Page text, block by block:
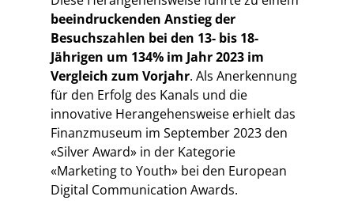
beeindruckenden Anstieg der
Besuchszahlen bei den 13- bis 18-
Jährigen um 134% im Jahr 2023 im
Vergleich zum Vorjahr. Als Anerkennung
für den Erfolg des Kanals und die
innovative Herangehensweise erhielt das
Finanzmuseum im September 2023 den
«Silver Award» in der Kategorie
«Marketing to Youth» bei den European
Digital Communication Awards.